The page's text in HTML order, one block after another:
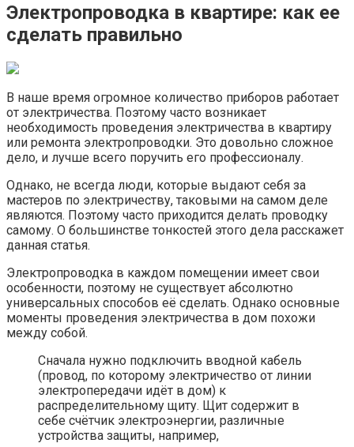
Электропроводка в квартире: как ее
сделать правильно
В наше время огромное количество приборов работает
от электричества. Поэтому часто возникает
необходимость проведения электричества в квартиру
или ремонта электропроводки. Это довольно сложное
дело, и лучше всего поручить его профессионалу.
Однако, не всегда люди, которые выдают себя за
мастеров по электричеству, таковыми на самом деле
являются. Поэтому часто приходится делать проводку
самому. О большинстве тонкостей этого дела расскажет
данная статья.
Электропроводка в каждом помещении имеет свои
особенности, поэтому не существует абсолютно
универсальных способов её сделать. Однако основные
моменты проведения электричества в дом похожи
между собой.
Сначала нужно подключить вводной кабель
(провод, по которому электричество от линии
электропередачи идёт в дом) к
распределительному щиту. Щит содержит в
себе счётчик электроэнергии, различные
устройства защиты, например,